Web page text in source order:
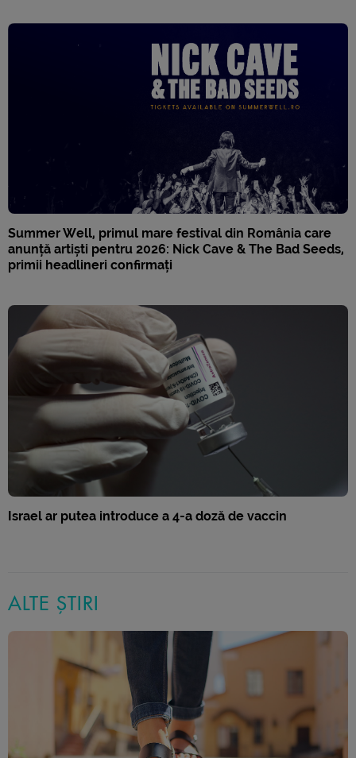
Summer Well, primul mare festival din România care
anunță artiști pentru 2026: Nick Cave & The Bad Seeds,
primii headlineri confirmați
Israel ar putea introduce a 4-a doză de vaccin
ALTE ȘTIRI